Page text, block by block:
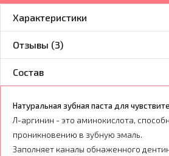
Характеристики
Отзывы (3)
Состав
Натуральная зубная паста для
Л-аргинин - это аминокислота,
проникновению в зубную эмаль.
Заполняет каналы обнаженного